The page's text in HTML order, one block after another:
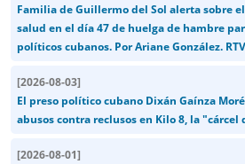
Familia de Guillermo del Sol alerta sobre
salud en el día 47 de huelga de hambre
políticos cubanos. Por Ariane González.
[2026-08-03]
El preso político cubano Dixán Gaínza
abusos contra reclusos en Kilo 8, la "cárcel
[2026-08-01]